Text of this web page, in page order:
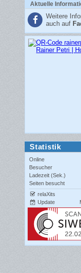
Aktuelle
Weitere
auch auf
Statistik
Online
Besucher
Ladezeit (Sek.)
Seiten besucht
relaXits
Update